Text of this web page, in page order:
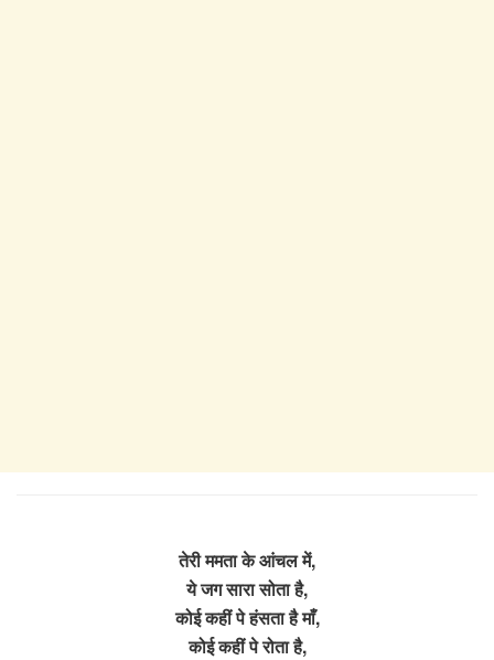
तेरी ममता के आंचल में,
ये जग सारा सोता है,
कोई कहीं पे हंसता है माँ,
कोई कहीं पे रोता है,